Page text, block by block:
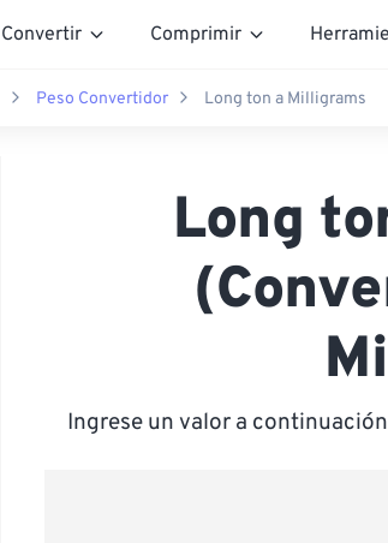
Convertir Comprimir
Peso Convertidor Long ton a Milligrams
Long
Ingrese un valor a